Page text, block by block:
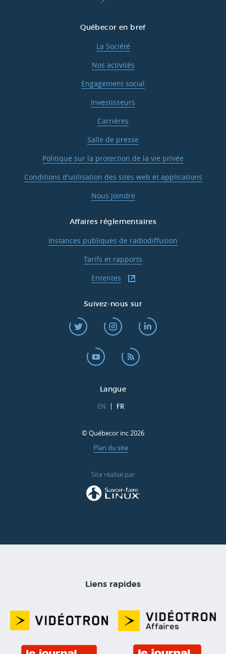
Québecor en bref
La Société
Nos activités
Engagement social
Investisseurs
Carrières
Salle de presse
Politique sur la protection de la vie privée
Conditions d'utilisation des sites web et applications
Nous joindre
Affaires réglementaires
Instances publiques de radiodiffusion
Tarifs et rapports
Ententes
Suivez-nous sur
Langue
EN FR
© Québecor inc 2026
Plan du site
Site réalisé par
Liens rapides